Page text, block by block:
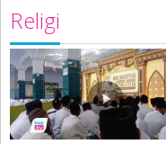
Religi